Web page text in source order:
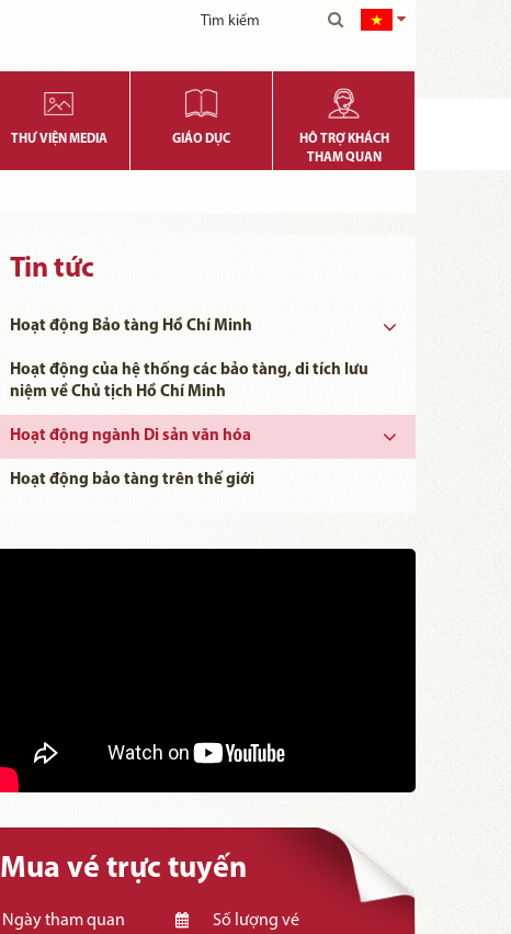
THƯ VIỆN MEDIA GIÁO DỤC
HỖ TRỢ KHÁCH
THAM QUAN
Tin tức
Hoạt động Bảo tàng Hồ Chí Minh
Hoạt động của hệ thống các bảo tàng, di tích lưu
niệm về Chủ tịch Hồ Chí Minh
Hoạt động ngành Di sản văn hóa
Hoạt động bảo tàng trên thế giới
Mua vé trực tuyến